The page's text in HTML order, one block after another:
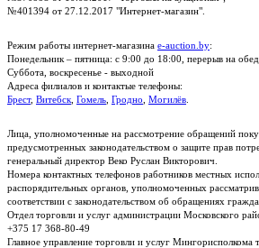
№401394 от 27.12.2017 "Интернет-магазин".
Режим работы интернет-магазина e-auction.by:
Понедельник – пятница: с 9:00 до 18:00, перерыв на
Суббота, воскресенье - выходной
Адреса филиалов и контактые телефоны:
Брест, Витебск Гомель Гродно Могилёв
Лица, уполномоченные на рассмотрение обращений
предусмотренных законодательством о защите прав
генеральный директор Веко Руслан Викторович.
Номера контактных телефонов работников местных
распорядительных органов, уполномоченных
соответствии с законодательством об обращениях
Отдел торговли и услуг администрации Московского
+375 17 368-80-49
Главное управление торговли и услуг